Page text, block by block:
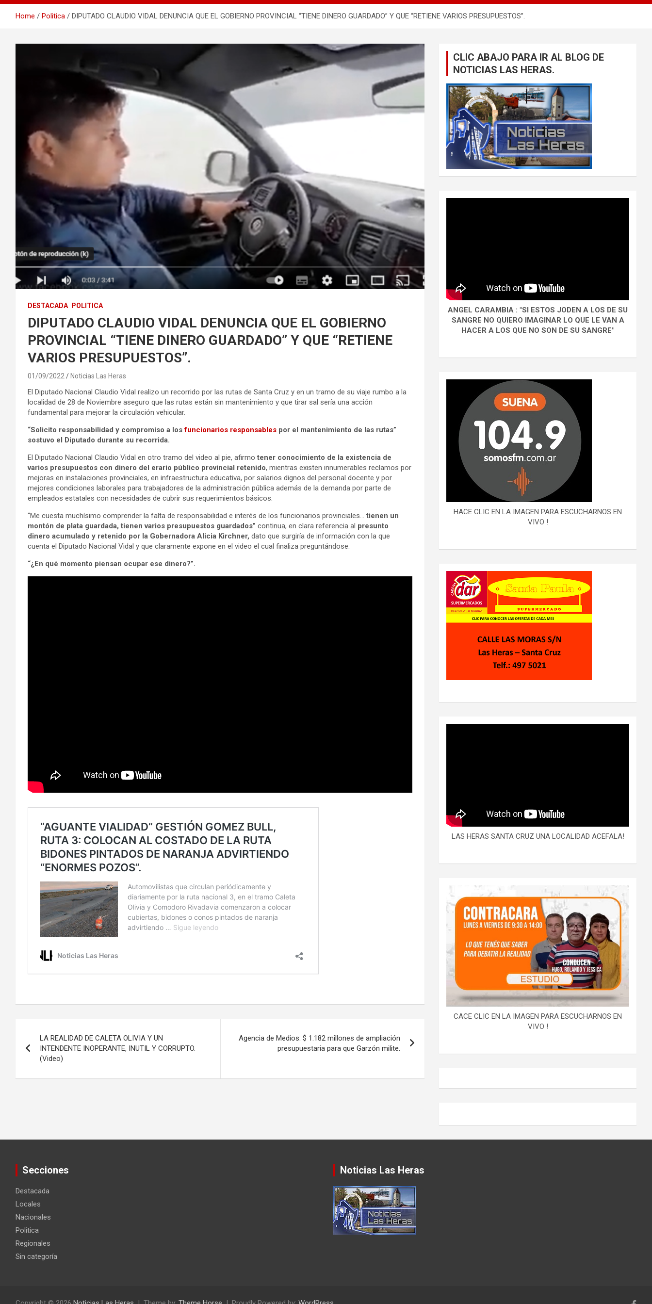
Home Politica DIPUTADO CLAUDIO VIDAL DENUNCIA QUE EL GOBIERNO PROVINCIAL “TIENE DINERO GUARDADO” Y QUE “RETIENE VARIOS PRESUPUESTOS”.
DESTACADA POLITICA
DIPUTADO CLAUDIO VIDAL DENUNCIA QUE EL GOBIERNO
PROVINCIAL “TIENE DINERO GUARDADO” Y QUE “RETIENE
VARIOS PRESUPUESTOS”.
01/09/2022 Noticias Las Heras
El Diputado Nacional Claudio Vidal realizo un recorrido por las rutas de Santa Cruz y en un tramo de su viaje rumbo a la
localidad de 28 de Noviembre aseguro que las rutas están sin mantenimiento y que tirar sal sería una acción
fundamental para mejorar la circulación vehicular.
“Solicito responsabilidad y compromiso a losfuncionarios responsables por el mantenimiento de las rutas”
sostuvo el Diputado durante su recorrida.
El Diputado Nacional Claudio Vidal en otro tramo del video al pie, afirmotener conocimiento de la existencia de
varios presupuestos con dinero del erario público provincial retenido, mientras existen innumerables reclamos por
mejoras en instalaciones provinciales, en infraestructura educativa, por salarios dignos del personal docente y por
mejores condiciones laborales para trabajadores de la administración pública además de la demanda por parte de
empleados estatales con necesidades de cubrir sus requerimientos básicos.
“Me cuesta muchísimo comprender la falta de responsabilidad e interés de los funcionarios provinciales…tienen un
montón de plata guardada, tienen varios presupuestos guardados” continua, en clara referencia al presunto
dinero acumulado y retenido por la Gobernadora Alicia Kirchner, dato que surgiría de información con la que
cuenta el Diputado Nacional Vidal y que claramente expone en el video el cual finaliza preguntándose:
“¿En qué momento piensan ocupar ese dinero?”.
de
entradas
LA REALIDAD DE CALETA OLIVIA Y UN
INTENDENTE INOPERANTE, INUTIL Y CORRUPTO.
(Video)
Agencia de Medios: $ 1.182 millones de ampliación
presupuestaria para que Garzón milite.
CLIC ABAJO PARA IR AL BLOG DE
NOTICIAS LAS HERAS.
ANGEL CARAMBIA : "SI ESTOS JODEN A LOS DE SU
SANGRE NO QUIERO IMAGINAR LO QUE LE VAN A
HACER A LOS QUE NO SON DE SU SANGRE"
HACE CLIC EN LA IMAGEN PARA ESCUCHARNOS EN
VIVO !
LAS HERAS SANTA CRUZ UNA LOCALIDAD ACEFALA!
CACE CLIC EN LA IMAGEN PARA ESCUCHARNOS EN
VIVO !
Secciones
Destacada
Locales
Nacionales
Politica
Regionales
Sin categoría
Noticias Las Heras